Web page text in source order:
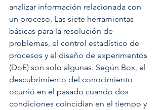
analizar información relacionada con
un proceso. Las siete herramientas
básicas para la resolución de
problemas, el control estadístico de
procesos y el diseño de experimentos
(DoE) son solo algunas. Según Box, el
descubrimiento del conocimiento
ocurrió en el pasado cuando dos
condiciones coincidían en el tiempo y